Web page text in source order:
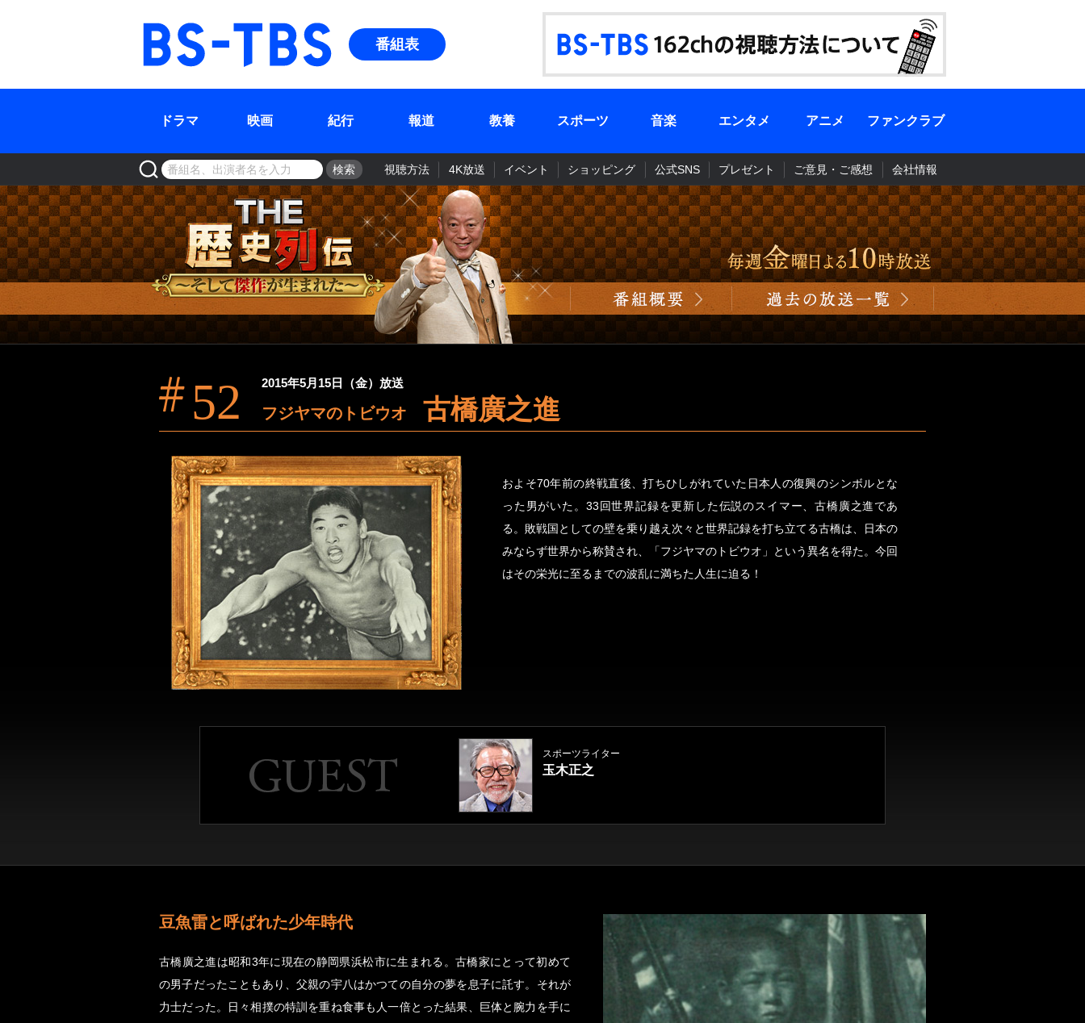
BS-TBS
番組表
ドラマ 映画 紀行 報道 教養 スポーツ 音楽 エンタメ アニメ ファンクラブ
検索 視聴方法 4K放送 イベント ショッピング 公式SNS プレゼント ご意見・ご感想 会社情報
52 2015年5月15日（金）放送
フジヤマのトビウオ 古橋廣之進
およそ70年前の終戦直後、打ちひしがれていた日本人の復興のシンボルとな
った男がいた。33回世界記録を更新した伝説のスイマー、古橋廣之進であ
る。敗戦国としての壁を乗り越え次々と世界記録を打ち立てる古橋は、日本の
みならず世界から称賛され、「フジヤマのトビウオ」という異名を得た。今回
はその栄光に至るまでの波乱に満ちた人生に迫る！
スポーツライター
玉木正之
豆魚雷と呼ばれた少年時代
古橋廣之進は昭和3年に現在の静岡県浜松市に生まれる。古橋家にとって初めて
の男子だったこともあり、父親の宇八はかつての自分の夢を息子に託す。それが
力士だった。日々相撲の特訓を重ね食事も人一倍とった結果、巨体と腕力を手に